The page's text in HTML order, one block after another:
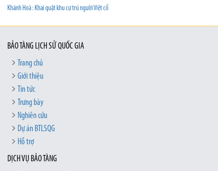
Khánh Hoà : Khai quật khu cư trú người Việt cổ
BẢO TÀNG LỊCH SỬ QUỐC GIA
Trang chủ
Giới thiệu
Tin tức
Trưng bày
Nghiên cứu
Dự án BTLSQG
Hỗ trợ
DỊCH VỤ BẢO TÀNG